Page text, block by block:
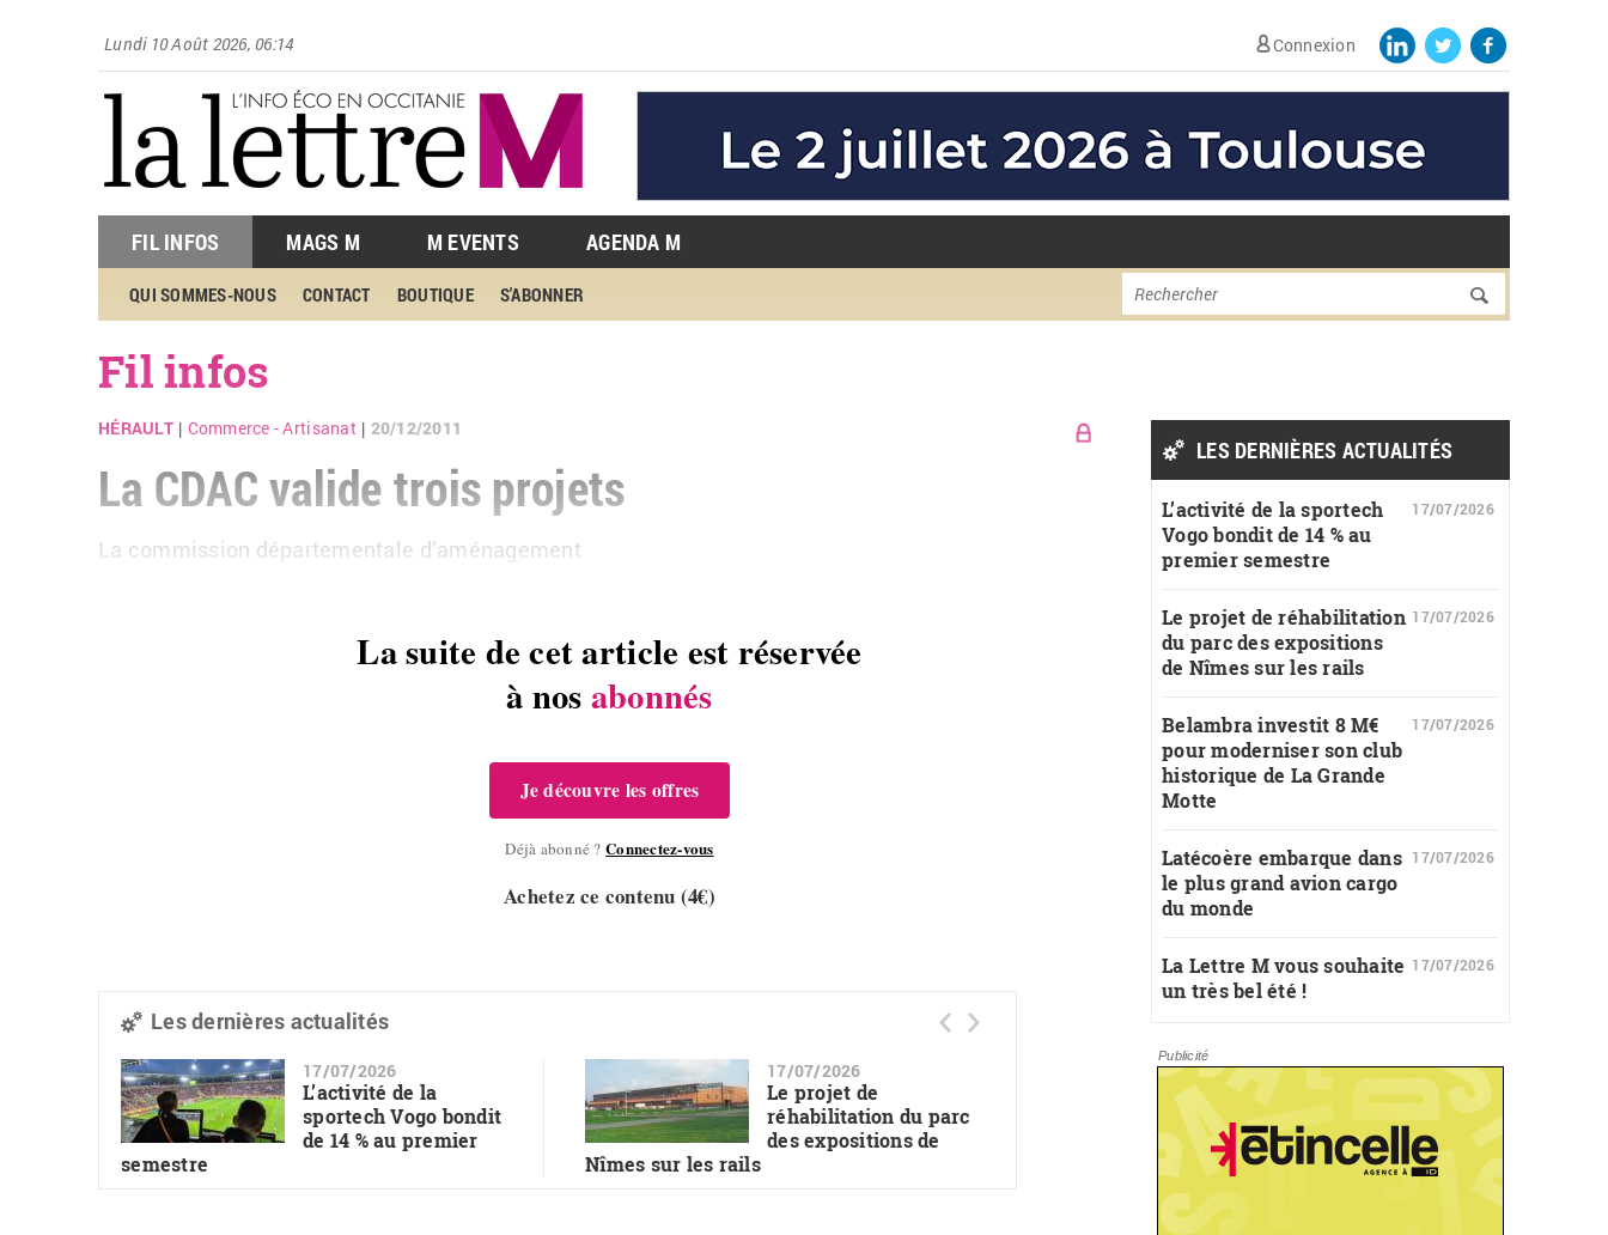
Lundi 10 Août 2026, 06:14 Connexion
FIL INFOS MAGS M M EVENTS AGENDA M
QUI SOMMES-NOUS CONTACT BOUTIQUE S'ABONNER Formulaire de
Rechercher
Fil infos
HÉRAULT| Commerce - Artisanat| 20/12/2011
La CDAC valide trois projets
La commission départementale d’aménagement
La suite de cet article est réservée
à nosabonnés
Je découvre les offres
Déjà abonné ? Connectez-vous
Achetez ce contenu (4€)
Les dernières actualités
17/07/2026
L’activité de la
sportech Vogo bondit
de 14 % au premier
semestre
17/07/2026
Le projet de
réhabilitation du parc
des expositions de
Nîmes sur les rails
LES DERNIÈRES ACTUALITÉS
L’activité de la sportech
Vogo bondit de 14 % au
premier semestre
17/07/2026
Le projet de réhabilitation
du parc des expositions
de Nîmes sur les rails
17/07/2026
Belambra investit 8 M€
pour moderniser son club
historique de La Grande
Motte
17/07/2026
Latécoère embarque dans
le plus grand avion cargo
du monde
17/07/2026
La Lettre M vous souhaite
un très bel été !
17/07/2026
Publicité